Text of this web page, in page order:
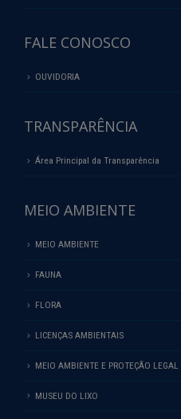
FALE CONOSCO
OUVIDORIA
TRANSPARÊNCIA
Área Principal da Transparência
MEIO AMBIENTE
MEIO AMBIENTE
FAUNA
FLORA
LICENÇAS AMBIENTAIS
MEIO AMBIENTE E PROTEÇÃO LEGAL
MUSEU DO LIXO